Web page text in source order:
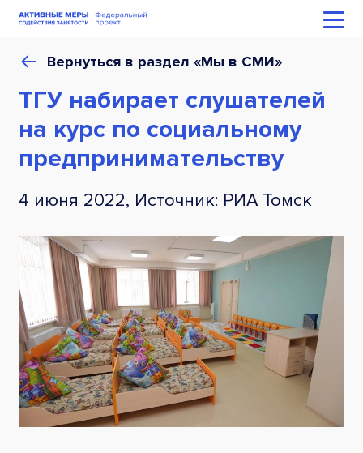
Вернуться в раздел «Мы в СМИ»
ТГУ набирает слушателей
на курс по социальному
предпринимательству
4 июня 2022, Источник: РИА Томск